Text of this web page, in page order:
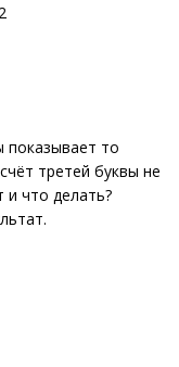
показывает то
третей буквы не
и что делать?